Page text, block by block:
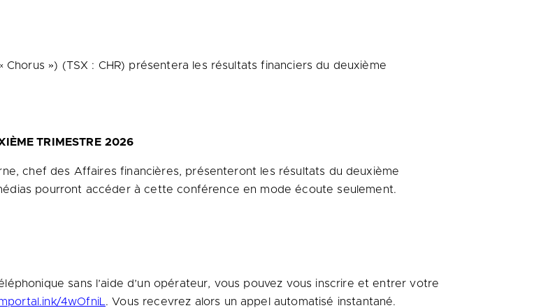
Chorus ») (TSX : CHR) présentera les résultats financiers du deuxième
TRIMESTRE 2026
chef des Affaires financières, présenteront les résultats du deuxième
pourront accéder à cette conférence en mode écoute seulement.
sans l’aide d’un opérateur, vous pouvez vous inscrire et entrer votre
4wOfniL . Vous recevrez alors un appel automatisé instantané.